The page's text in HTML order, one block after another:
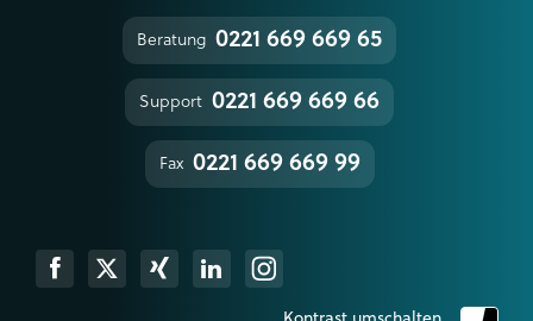
Beratung 0221 669 669 65
Support 0221 669 669 66
Fax 0221 669 669 99
Xing LinkedinInstagram